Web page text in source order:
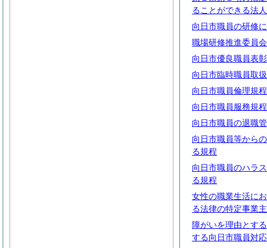
ることができる法
向日市職員の研修
職場研修推進委員
向日市優良職員表
向日市臨時職員取
向日市職員倫理規程
向日市職員服務規程
向日市職員の退職
向日市職員等から
る規程
向日市職員のハラ
る規程
女性の職業生活に
る法律の特定事業
障がいを理由とす
する向日市職員対